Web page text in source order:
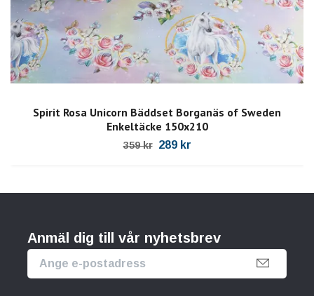
Spirit Rosa Unicorn Bäddset Borganäs of Sweden
Enkeltäcke 150x210
359 kr 289 kr
Anmäl dig till vår nyhetsbrev